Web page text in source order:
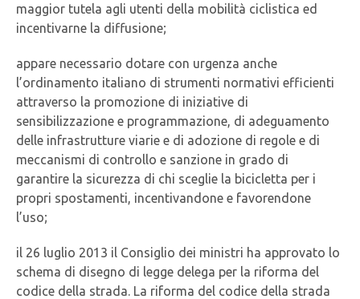
maggior tutela agli utenti della mobilità ciclistica ed
incentivarne la diffusione;
appare necessario dotare con urgenza anche
l’ordinamento italiano di strumenti normativi efficienti
attraverso la promozione di iniziative di
sensibilizzazione e programmazione, di adeguamento
delle infrastrutture viarie e di adozione di regole e di
meccanismi di controllo e sanzione in grado di
garantire la sicurezza di chi sceglie la bicicletta per i
propri spostamenti, incentivandone e favorendone
l’uso;
il 26 luglio 2013 il Consiglio dei ministri ha approvato lo
schema di disegno di legge delega per la riforma del
codice della strada. La riforma del codice della strada